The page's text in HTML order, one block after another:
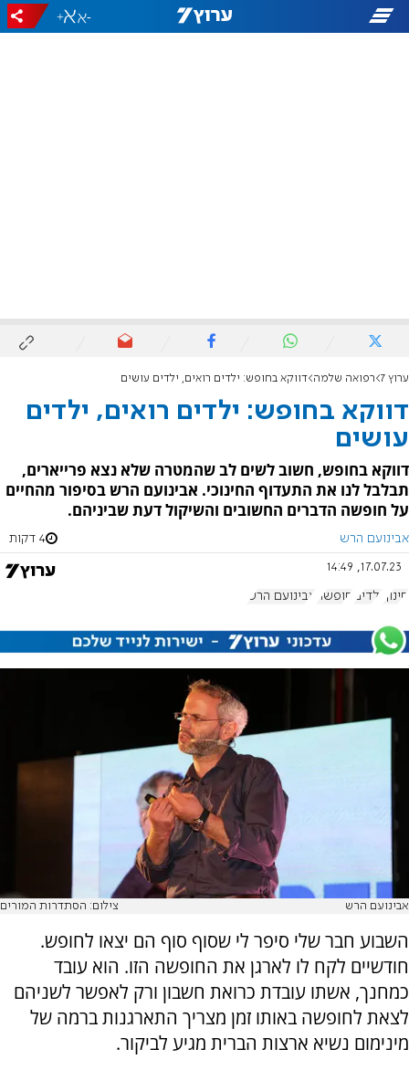
-
+
ערוץ 7 רפואה שלמה דווקא בחופש: ילדים רואים, ילדים עושים
דווקא בחופש: ילדים רואים, ילדים
עושים
דווקא בחופש, חשוב לשים לב שהמטרה שלא נצא פרייארים,
תבלבל לנו את התעדוף החינוכי. אבינועם הרש בסיפור מהחיים
על חופשה הדברים החשובים והשיקול דעת שביניהם.
אבינועם הרש 4 דקות
17.07.23, 14:49
חינוך ילדים חופשה אבינועם הרש
אבינועם הרש צילום: הסתדרות המורים
השבוע חבר שלי סיפר לי שסוף סוף הם יצאו לחופש.
חודשיים לקח לו לארגן את החופשה הזו. הוא עובד
כמחנך, אשתו עובדת כרואת חשבון ורק לאפשר לשניהם
לצאת לחופשה באותו זמן מצריך התארגנות ברמה של
מינימום נשיא ארצות הברית מגיע לביקור.